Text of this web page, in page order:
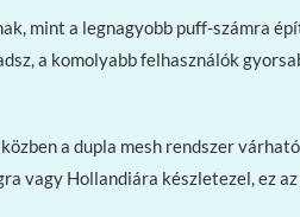
mint a legnagyobb puff-számra
a komolyabb felhasználók
a dupla mesh rendszer
vagy Hollandiára készletezel, ez